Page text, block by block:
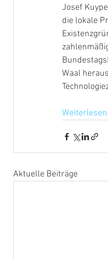
Josef
die lokale
Waal
Aktuelle Beiträge